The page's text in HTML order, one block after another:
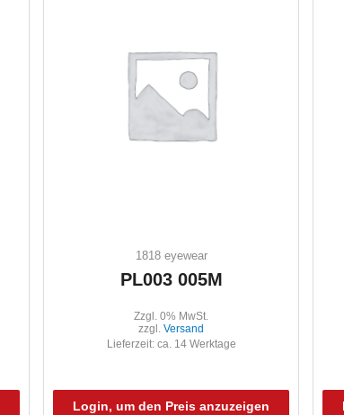
1818 eyewear
PL003 005M
Login, um den Preis anzuzeigen
Zzgl. 0% MwSt.
zzgl. Versand
Lieferzeit: ca. 14 Werktage